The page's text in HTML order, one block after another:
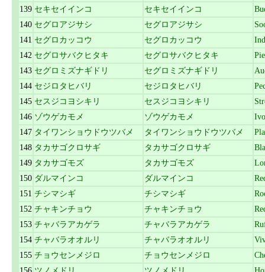
139 セキセイインコ セキセイインコ
140 セグロアジサシ セグロアジサシ
141 セグロカッコウ セグロカッコウ
142 セグロサバクヒタキ セグロサバクヒタキ
143 セグロミズナギドリ セグロミズナギドリ
144 セジロタヒバリ セジロタヒバリ
145 セスジコヨシキリ セスジコヨシキリ
146 ゾウゲカモメ ゾウゲカモメ
147 タイワンショウドウツバメ タイワンショウドウツバメ
148 タカサゴクロサギ タカサゴクロサギ
149 タカサゴモズ タカサゴモズ
150 ダルマインコ ダルマインコ
151 チシマシギ チシマシギ
152 チャキンチョウ チャキンチョウ
153 チャバラアカゲラ チャバラアカゲラ
154 チャバラオオルリ チャバラオオルリ
155 チョウセンメジロ チョウセンメジロ
156 ツノメドリ ツノメドリ